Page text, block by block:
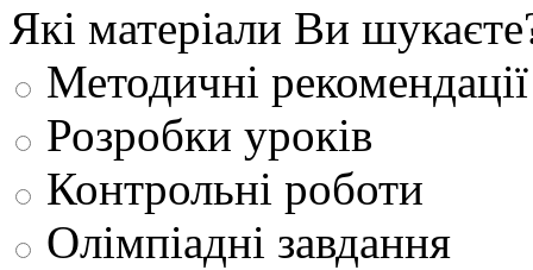
Які матеріали Ви
Методичні рекомендації
Розробки уроків
Контрольні роботи
Олімпіадні завдання